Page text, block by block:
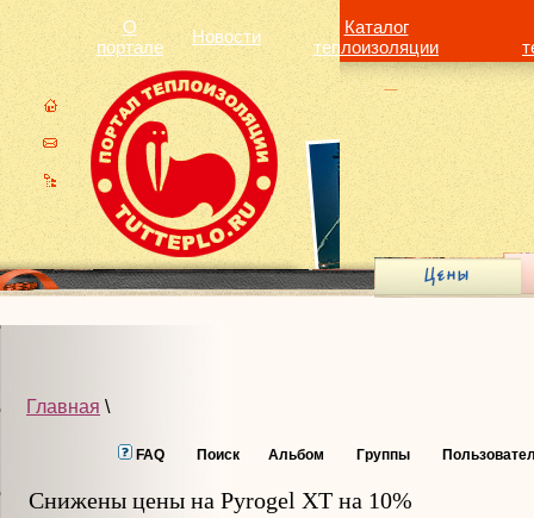
О
портале
Новости
Каталог
теплоизоляции
Главная \
FAQ Поиск Альбом Группы
Снижены цены на Pyrogel XT на 10%